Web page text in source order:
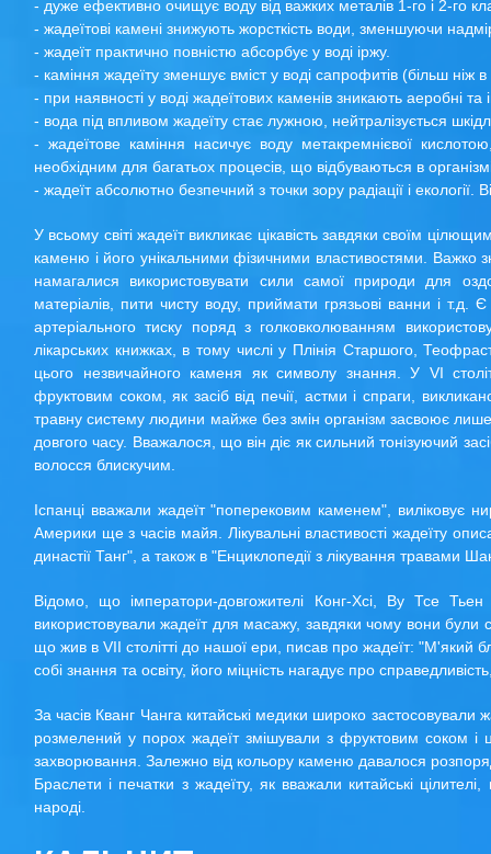
- дуже ефективно очищує воду від важких металів 1-го і 2-го
- жадеїтові камені знижують жорсткість води, зменшуючи
- жадеїт практично повністю абсорбує у воді іржу.
- каміння жадеїту зменшує вміст у воді сапрофитів (більш ніж
- при наявності у воді жадеїтових каменів зникають аеробні та
- вода під впливом жадеїту стає лужною, нейтралізується
- жадеїтове каміння насичує воду метакремнієвої
необхідним для багатьох процесів, що відбуваються в
- жадеїт абсолютно безпечний з точки зору радіації і
У всьому світі жадеїт викликає цікавість завдяки своїм
каменю і його унікальними фізичними властивостями.
намагалися використовувати сили самої природи для
матеріалів, пити чисту воду, приймати грязьові ванни і
артеріального тиску поряд з голковколюванням
лікарських книжках, в тому числі у Плінія Старшого,
цього незвичайного каменя як символу знання. У VI
фруктовим соком, як засіб від печії, астми і спраги,
травну систему людини майже без змін організм засвоює
довгого часу. Вважалося, що він діє як сильний тонізуючий
волосся блискучим.
Іспанці вважали жадеїт "поперековим каменем", виліковує
Америки ще з часів майя. Лікувальні властивості жадеїту
династії Танг", а також в "Енциклопедії з лікування травами
Відомо, що імператори-довгожителі Конг-Хсі, Ву Тсе
використовували жадеїт для масажу, завдяки чому вони були
що жив в VII столітті до нашої ери, писав про жадеїт: "М'який
собі знання та освіту, його міцність нагадує про
За часів Кванг Чанга китайські медики широко застосовували
розмелений у порох жадеїт змішували з фруктовим соком і
захворювання. Залежно від кольору каменю давалося
Браслети і печатки з жадеїту, як вважали китайські
народі.